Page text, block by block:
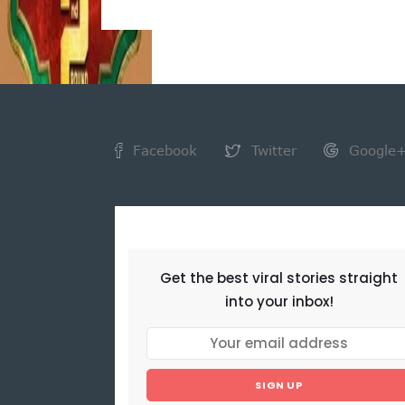
Facebook Twitter
Get the best viral stories straight
into your inbox!
SIGN UP